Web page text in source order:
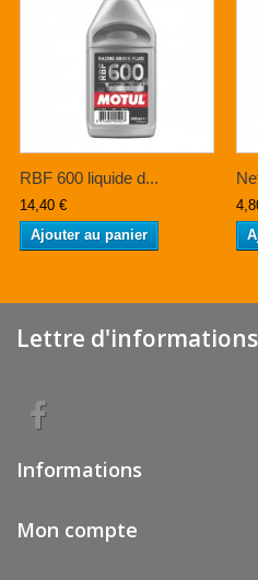
RBF 600 liquide d...
14,40 €
Ajouter au panier
Lettre d'informations
Informations
Mon compte